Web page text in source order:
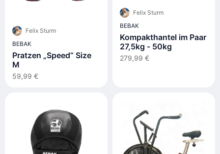
Felix Sturm
BEBAK
Pratzen „Speed“ Size
M
59,99 €
Felix Sturm
BEBAK
Kompakthantel im Paar
27,5kg - 50kg
279,99 €